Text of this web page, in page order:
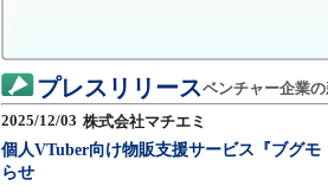
プレスリリースベンチャー企業
2025/12/03 株式会社マチエミ
個人VTuber向け物販支援サービス『ブグ
らせ